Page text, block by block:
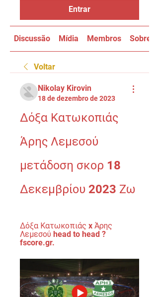
Entrar
Discussão Mídia Membros Sobre
Voltar
Nikolay Kirovin
18 de dezembro de 2023
Δόξα Κατωκοπιάς
Άρης Λεμεσού
μετάδοση σκορ 18
Δεκεμβρίου 2023 Ζω
Δόξα Κατωκοπιάς x Άρης
Λεμεσού head to head ?
fscore.gr.